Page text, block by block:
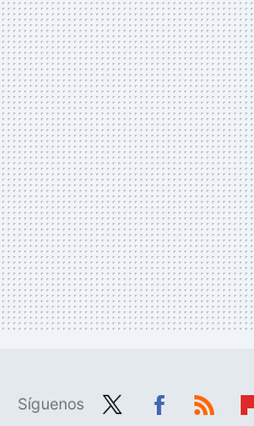
Síguenos